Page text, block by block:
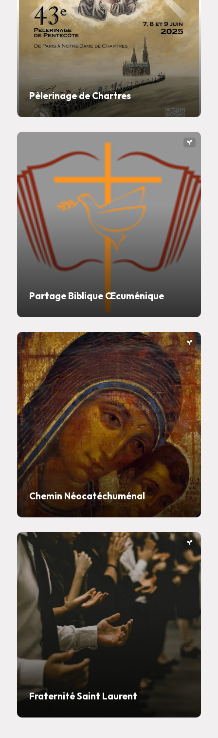
Pèlerinage de Chartres
Partage Biblique Œcuménique
Chemin Néocatéchuménal
Fraternité Saint Laurent